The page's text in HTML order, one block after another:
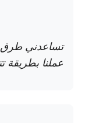
عملنا بطريقة